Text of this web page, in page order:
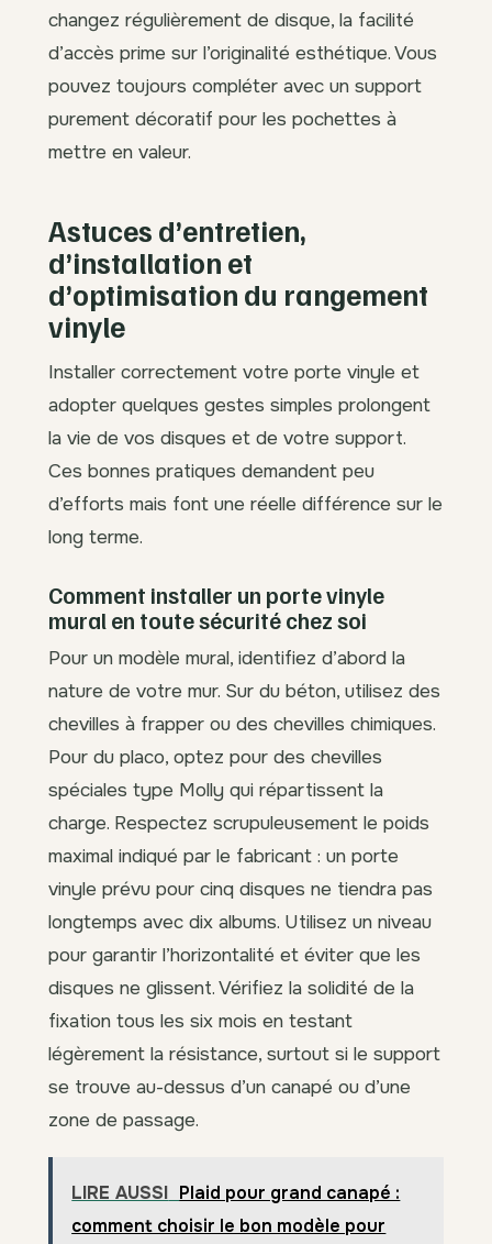
changez régulièrement de disque, la facilité
d’accès prime sur l’originalité esthétique. Vous
pouvez toujours compléter avec un support
purement décoratif pour les pochettes à
mettre en valeur.
Astuces d’entretien,
d’installation et
d’optimisation du rangement
vinyle
Installer correctement votre porte vinyle et
adopter quelques gestes simples prolongent
la vie de vos disques et de votre support.
Ces bonnes pratiques demandent peu
d’efforts mais font une réelle différence sur le
long terme.
Comment installer un porte vinyle
mural en toute sécurité chez soi
Pour un modèle mural, identifiez d’abord la
nature de votre mur. Sur du béton, utilisez des
chevilles à frapper ou des chevilles chimiques.
Pour du placo, optez pour des chevilles
spéciales type Molly qui répartissent la
charge. Respectez scrupuleusement le poids
maximal indiqué par le fabricant : un porte
vinyle prévu pour cinq disques ne tiendra pas
longtemps avec dix albums. Utilisez un niveau
pour garantir l’horizontalité et éviter que les
disques ne glissent. Vérifiez la solidité de la
fixation tous les six mois en testant
légèrement la résistance, surtout si le support
se trouve au-dessus d’un canapé ou d’une
zone de passage.
LIRE AUSSI Plaid pour grand canapé :
comment choisir le bon modèle pour